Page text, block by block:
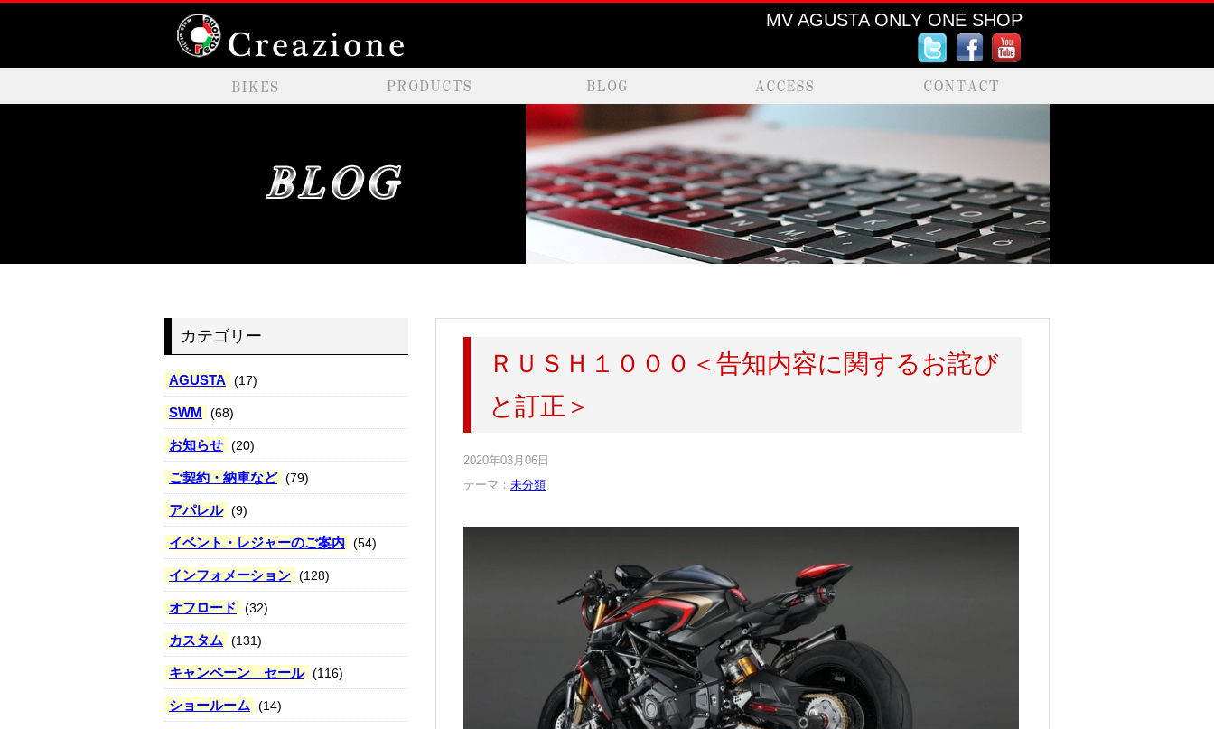
MV AGUSTA ONLY ONE SHOP
カテゴリー
AGUSTA (17)
SWM (68)
お知らせ (20)
ご契約・納車など (79)
アパレル (9)
イベント・レジャーのご案内 (54)
インフォメーション (128)
オフロード (32)
カスタム (131)
キャンペーン セール (116)
ショールーム (14)
ＲＵＳＨ１０００＜告知内容に関するお詫び
と訂正＞
2020年03月06日
テーマ： 未分類